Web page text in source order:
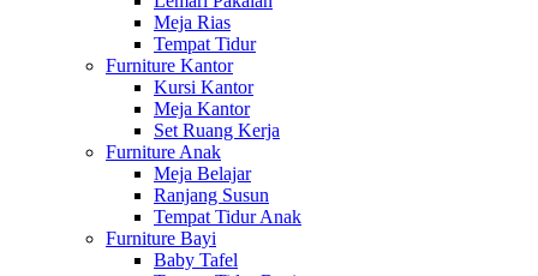
Meja Rias
Tempat Tidur
Furniture Kantor
Kursi Kantor
Meja Kantor
Set Ruang Kerja
Furniture Anak
Meja Belajar
Ranjang Susun
Tempat Tidur Anak
Furniture Bayi
Baby Tafel